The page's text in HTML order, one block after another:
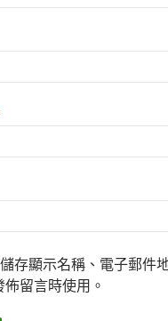
存顯示名稱、電子郵件
留言時使用。